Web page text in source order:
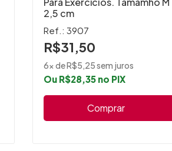
2,5 cm
Ref.: 3907
R$31,50
6x de R$5,25 sem juros
Ou R$28,35 no PIX
Comprar